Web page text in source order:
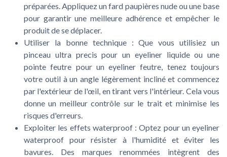
préparées. Appliquez un fard paupières nude ou une base
pour garantir une meilleure adhérence et empêcher le
produit de se déplacer.
Utiliser la bonne technique : Que vous utilisiez un
pinceau ultra precis pour un eyeliner liquide ou une
pointe feutre pour un eyeliner feutre, tenez toujours
votre outil à un angle légèrement incliné et commencez
par l'extérieur de l'œil, en tirant vers l'intérieur. Cela vous
donne un meilleur contrôle sur le trait et minimise les
risques d'erreurs.
Exploiter les effets waterproof : Optez pour un eyeliner
waterproof pour résister à l'humidité et éviter les
bavures. Des marques renommées intègrent des